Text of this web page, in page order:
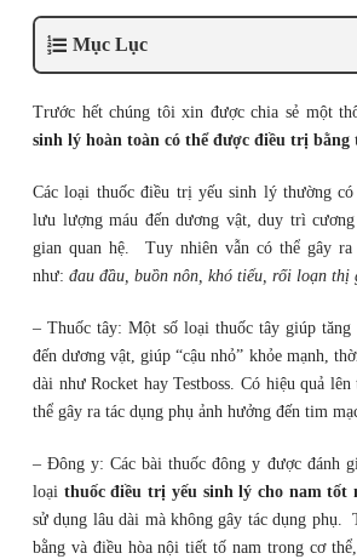
Mục Lục
Trước hết chúng tôi xin được chia sẻ một
sinh lý hoàn toàn có thể được điều trị bằng
Các loại thuốc điều trị yếu sinh lý thường có
lưu lượng máu đến dương vật, duy trì
gian quan hệ. Tuy nhiên vẫn có thể gây ra
như: đau đầu, buồn nôn, khó tiểu, rối loạn
– Thuốc tây: Một số loại thuốc tây giúp
đến dương vật, giúp “cậu nhỏ” khỏe mạnh,
dài như Rocket hay Testboss. Có hiệu quả
thể gây ra tác dụng phụ ảnh hưởng đến tim
– Đông y: Các bài thuốc đông y được đánh
loại thuốc điều trị yếu sinh lý cho nam tốt
sử dụng lâu dài mà không gây tác dụng phụ.
bằng và điều hòa nội tiết tố nam trong cơ